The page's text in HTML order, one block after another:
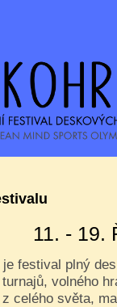
11. - 19.
je festival plný
volného
celého světa,